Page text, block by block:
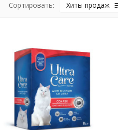
Сортировать: Хиты продаж